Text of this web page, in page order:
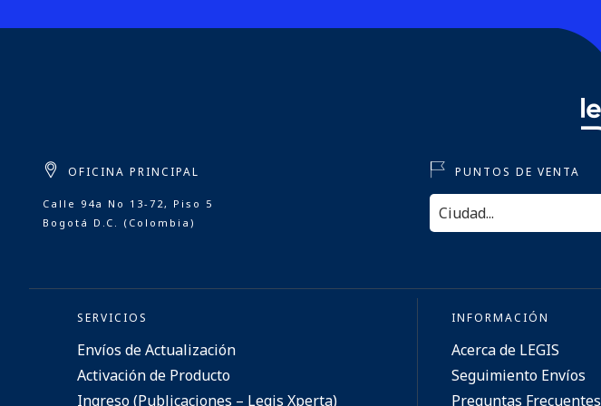
OFICINA PRINCIPAL
Calle 94a No 13-72, Piso 5
Bogotá D.C. (Colombia)
PUNTOS DE VENTA
SERVICIOS
Envíos de Actualización
Activación de Producto
Ingreso (Publicaciones – Legis Xperta)
INFORMACIÓN
Acerca de LEGIS
Seguimiento Envíos
Preguntas Frecuentes